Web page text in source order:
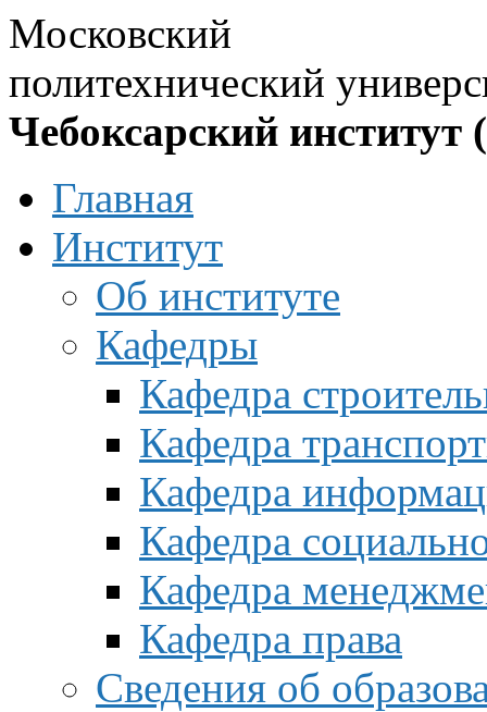
Московский
политехнический
Чебоксарский институт
Главная
Институт
Об институте
Кафедры
Кафедра
Кафедра
Кафедра
Кафедра
Кафедра
Кафедра права
Сведения об